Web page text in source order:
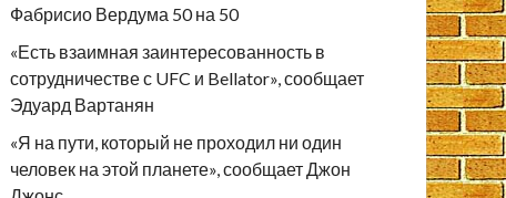
Фабрисио Вердума 50 на 50
«Есть взаимная заинтересованность в
сотрудничестве с UFC и Bellator», сообщает
Эдуард Вартанян
«Я на пути, который не проходил ни один
человек на этой планете», сообщает Джон